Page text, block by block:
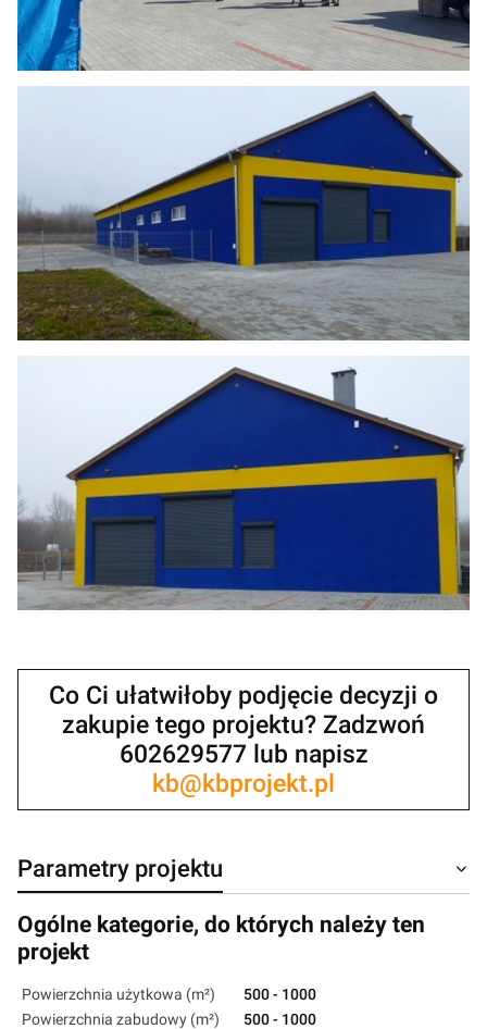
Co Ci ułatwiłoby podjęcie decyzji o
zakupie tego projektu? Zadzwoń
602629577 lub napisz
kb@kbprojekt.pl
Parametry projektu
Ogólne kategorie, do których należy ten
projekt
Powierzchnia użytkowa (m²)
500 - 1000
Powierzchnia zabudowy (m²)
500 - 1000